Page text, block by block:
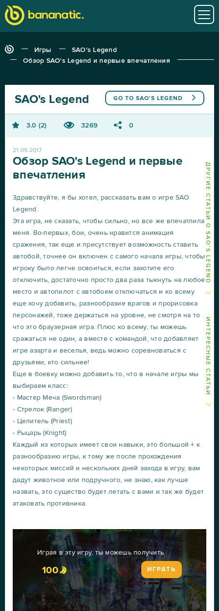
Игры
SAO's Legend
Обзор SAO's Legend и первые впечатления
ДРУГИЕ СТАТЬИ О SAO'S LEGEND
ИНТЕРЕСНЫЕ СТАТЬИ
GO TO SAO'S LEGEND
SAO's Legend
3.0 2 3269 0
21.09.2017
Обзор SAO's Legend и первые
впечатления
Здравствуйте, я бы хотел, рассказать вам о игре SAO
Legend.
Эта игра, не сказать, чтобы сильно, но все же впечатлила
меня. Во-первых, бои, очень нравится анимация
сражения, так еще и присутствует возможность ставить
автобой, точнее он включен с самого начала игры, чтобы
игроку было легче освоиться, если захотите его
отключить, достаточно просто два раза тыкнуть на любое
место и автопилот с автобоем отключаться и ко всему
еще хочу добавить, разнообразие врагов и прорисовка
персонажей, тоже держаться на уровне, не смотря на то
что это браузерная игра. Плюс ко всему, ты можешь
сражаться не один, а вместе с командой, что добавляет
игре азарта и веселья, ведь можно соревноваться с
друзьями, кто сильнее!
Еще в боевку можно добавить то, что в начале игры мы
выбираем класс:
- Мастер Меча (Swordsman)
- Стрелок (Ranger)
- Целитель (Priest)
- Рыцарь (Knight)
Каждый из которых имеет свои навыки, это большой + к
разнообразию игры, к тому же после прохождения
некоторых миссий и нескольких дней захода в игру, вам
дадут животное или подручного, не знаю, как лучше
назвать, это существо будет летать с вами и так же будет
атаковать противника.
Играя в эту игру, ты можешь получить
100 ИГРАТЬ